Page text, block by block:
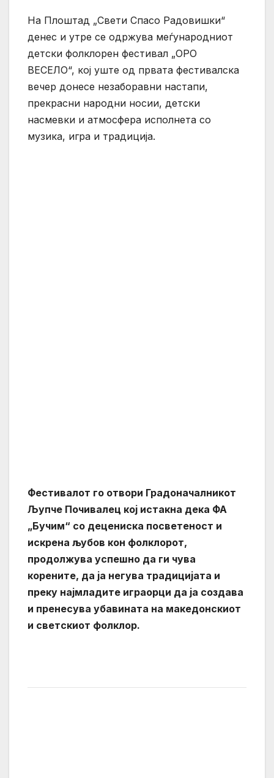
На Плоштад „Свети Спасо Радовишки“
денес и утре се одржува меѓународниот
детски фолклорен фестивал „ОРО
ВЕСЕЛО“, кој уште од првата фестивалска
вечер донесе незаборавни настапи,
прекрасни народни носии, детски
насмевки и атмосфера исполнета со
музика, игра и традиција.
Фестивалот го отвори Градоначалникот
Љупче Почивалец кој истакна дека ФА
„Бучим“ со децениска посветеност и
искрена љубов кон фолклорот,
продолжува успешно да ги чува
корените, да ја негува традицијата и
преку најмладите играорци да ја создава
и пренесува убавината на македонскиот
и светскиот фолклор.